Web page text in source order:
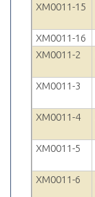
XM0011-15
XM0011-16
XM0011-2
XM0011-3
XM0011-4
XM0011-5
XM0011-6